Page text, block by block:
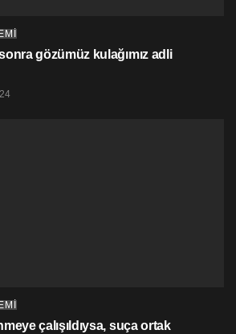
gözümüz kulağımız adli
çalışıldıysa, suça ortak